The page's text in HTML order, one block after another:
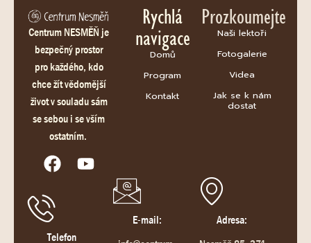
Centrum NESMĚŇ je
bezpečný prostor
pro každého, kdo
chce žít vědomější
život v souladu sám
se sebou i se vším
ostatním.
Rychlá
navigace
Domů
Program
Kontakt
Prozkoumejte
Naši lektoři
Fotogalerie
Videa
Jak se k nám
dostat
Telefon
E-mail:
Adresa: